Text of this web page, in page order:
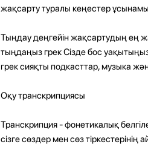
жақсарту туралы кеңестер
Тыңдау деңгейін жақсартудың ең
тыңдаңыз грек Сізде бос
грек сияқты подкасттар, музыка
Оқу транскрипциясы
Транскрипция - фонетикалық
сізге сөздер мен сөз тіркестерінің